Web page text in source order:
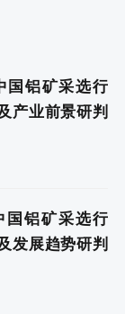
铝矿采选行
产业前景研判
铝矿采选行
发展趋势研判